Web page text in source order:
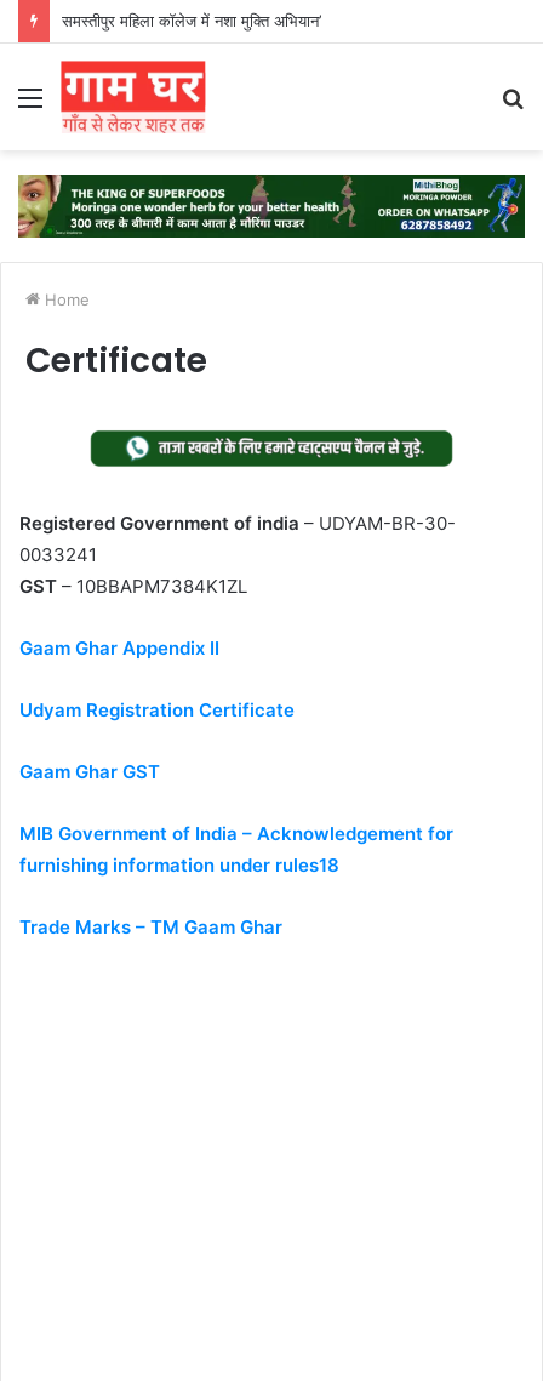
समस्तीपुर महिला कॉलेज में नशा मुक्ति अभियान’
Menu
Home
Certificate
Registered Government of india – UDYAM-BR-30-
0033241
GST – 10BBAPM7384K1ZL
Gaam Ghar Appendix II
Udyam Registration Certificate
Gaam Ghar GST
MIB Government of India – Acknowledgement for
furnishing information under rules18
Trade Marks – TM Gaam Ghar